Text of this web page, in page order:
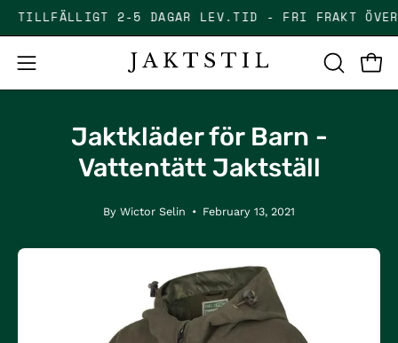
Skip
to
content
TILLFÄLLIGT 2-5 DAGAR LEV.TID - FRI FRAKT
Open
navigation
OPEN
SEARCH
Jaktkläder för Barn -
Vattentätt Jaktställ
By Wictor Selin February 13, 2021